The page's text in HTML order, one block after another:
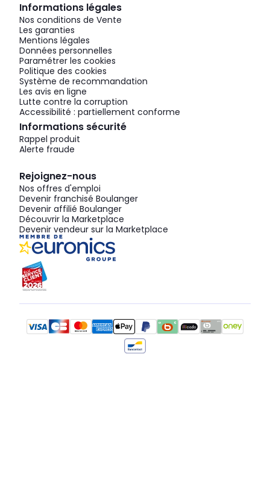
Informations légales
Nos conditions de Vente
Les garanties
Mentions légales
Données personnelles
Paramétrer les cookies
Politique des cookies
Système de recommandation
Les avis en ligne
Lutte contre la corruption
Accessibilité : partiellement conforme
Informations sécurité
Rappel produit
Alerte fraude
Rejoignez-nous
Nos offres d'emploi
Devenir franchisé Boulanger
Devenir affilié Boulanger
Découvrir la Marketplace
Devenir vendeur sur la Marketplace